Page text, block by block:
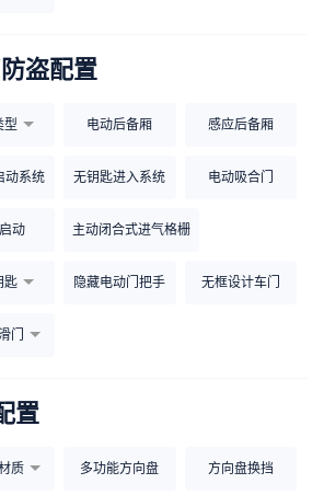
盗配置
型 电动后备厢 感应后备厢
动系统 无钥匙进入系统 电动吸合门
动 主动闭合式进气格栅
匙 隐藏电动门把手 无框设计车门
门
置
质 多功能方向盘 方向盘换挡